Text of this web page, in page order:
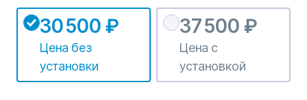
30 500 ₽
Цена без
установки
37 500 ₽
Цена с
установкой